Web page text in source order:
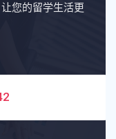
您的留学生活更